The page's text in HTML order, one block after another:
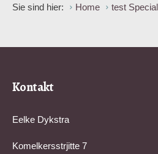
Sie sind hier: Home test
Kontakt
Eelke Dykstra
Komelkersstrjitte 7